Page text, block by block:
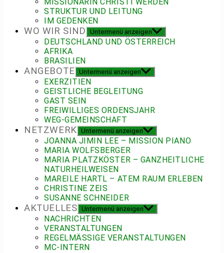
MISSIONARIN CHRISTI WERDEN
STRUKTUR UND LEITUNG
IM GEDENKEN
WO WIR SIND Untermenü anzeigen
DEUTSCHLAND UND ÖSTERREICH
AFRIKA
BRASILIEN
ANGEBOTE Untermenü anzeigen
EXERZITIEN
GEISTLICHE BEGLEITUNG
GAST SEIN
FREIWILLIGES ORDENSJAHR
WEG-GEMEINSCHAFT
NETZWERK Untermenü anzeigen
JOANNA JIMIN LEE – MISSION PIANO
MARIA WOLFSBERGER
MARIA PLATZKÖSTER – GANZHEITLICHE
NATURHEILWEISEN
MAREILE HARTL – ATEM RAUM ERLEBEN
CHRISTINE ZEIS
SUSANNE SCHNEIDER
AKTUELLES Untermenü anzeigen
NACHRICHTEN
VERANSTALTUNGEN
REGELMÄSSIGE VERANSTALTUNGEN
MC-INTERN